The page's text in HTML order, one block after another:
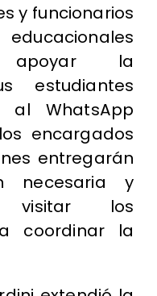
y funcionarios
apoyar la
estudiantes
al WhatsApp
encargados
entregarán
necesaria y
visitar los
coordinar la